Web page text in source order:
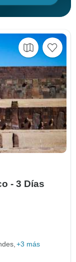
- 3 Días
+3 más